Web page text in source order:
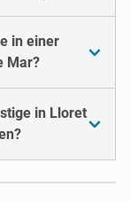
in einer
Mar?
in Lloret